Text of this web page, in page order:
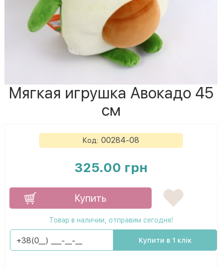
Мягкая игрушка Авокадо 45
см
Код: 00284-08
325.00 грн
Купить
Товар в наличии, отправим сегодня!
Купити в 1 клік